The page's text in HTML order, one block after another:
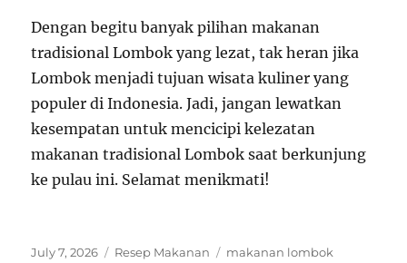
Dengan begitu banyak pilihan makanan
tradisional Lombok yang lezat, tak heran jika
Lombok menjadi tujuan wisata kuliner yang
populer di Indonesia. Jadi, jangan lewatkan
kesempatan untuk mencicipi kelezatan
makanan tradisional Lombok saat berkunjung
ke pulau ini. Selamat menikmati!
Posted
July 7, 2026 Categories
Resep Makanan Tags
makanan lombok